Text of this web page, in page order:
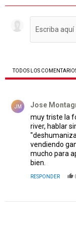
TODOS LOS
JM Jose
muy triste la
river, hablar
vendiendo
mucho para
bien.
RESPONDER